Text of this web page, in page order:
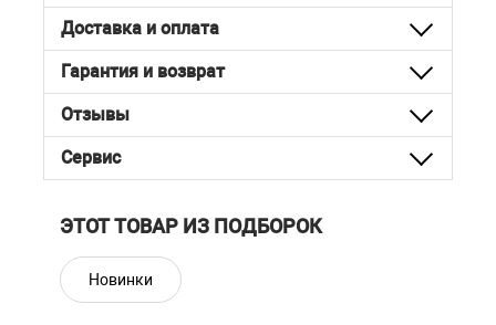
Доставка и оплата
Гарантия и возврат
Отзывы
Сервис
ЭТОТ ТОВАР ИЗ ПОДБОРОК
Новинки